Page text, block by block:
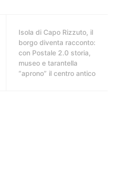
Isola di Capo Rizzuto, il
borgo diventa racconto:
con Postale 2.0 storia,
museo e tarantella
“aprono” il centro antico